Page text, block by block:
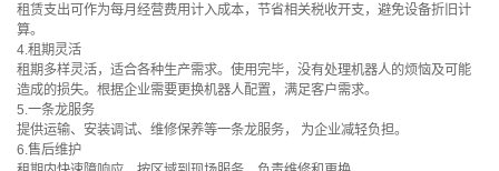
租赁支出可作为每月经营费用计入成本，节省相关税收开支，避免设备折旧计
算。
4.租期灵活
租期多样灵活，适合各种生产需求。使用完毕，没有处理机器人的烦恼及可能
造成的损失。根据企业需要更换机器人配置，满足客户需求。
5.一条龙服务
提供运输、安装调试、维修保养等一条龙服务， 为企业减轻负担。
6.售后维护